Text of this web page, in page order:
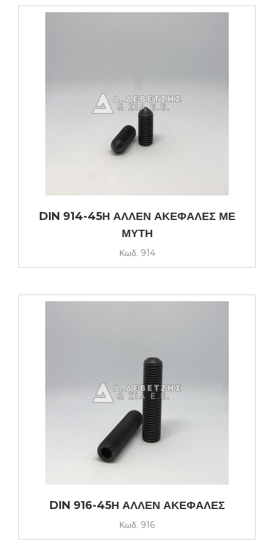
DIN 914-45Η ΑΛΛΕΝ ΑΚΕΦΑΛΕΣ ΜΕ
ΜΥΤΗ
Κωδ. 914
DIN 916-45Η ΑΛΛΕΝ ΑΚΕΦΑΛΕΣ
Κωδ. 916